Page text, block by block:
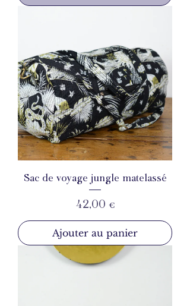
Sac de voyage jungle matelassé
Prix
42,00 €
Ajouter au panier